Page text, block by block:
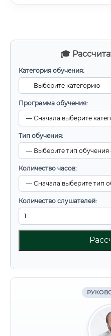
🎓
Категория обучения:
Программа обучения:
Тип обучения:
Количество часов:
Количество слушателей: